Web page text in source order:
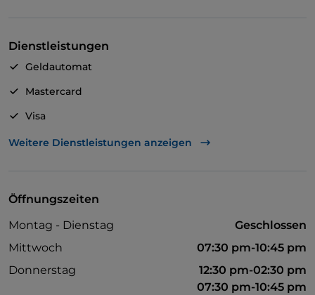
Dienstleistungen
Geldautomat
Mastercard
Visa
Behindertengerechter Zugang
Weitere Dienstleistungen anzeigen
Öffnungszeiten
Montag - Dienstag
Geschlossen
Mittwoch
07:30 pm-10:45 pm
Donnerstag
12:30 pm-02:30 pm
07:30 pm-10:45 pm